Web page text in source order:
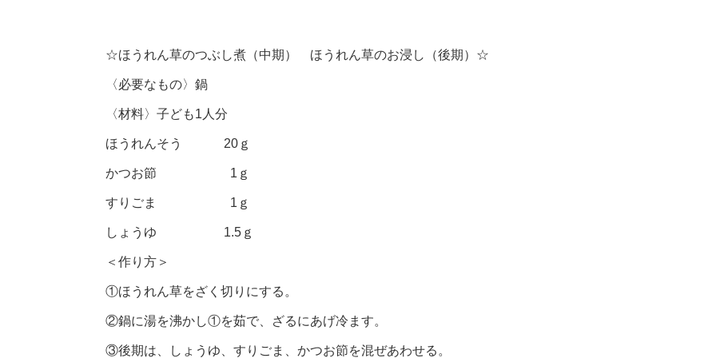
☆ほうれん草のつぶし煮（中期） ほうれん草のお浸し（後期）☆
〈必要なもの〉鍋
〈材料〉子ども1人分
ほうれんそう 20ｇ
かつお節 1ｇ
すりごま 1ｇ
しょうゆ 1.5ｇ
＜作り方＞
①ほうれん草をざく切りにする。
②鍋に湯を沸かし①を茹で、ざるにあげ冷ます。
③後期は、しょうゆ、すりごま、かつお節を混ぜあわせる。